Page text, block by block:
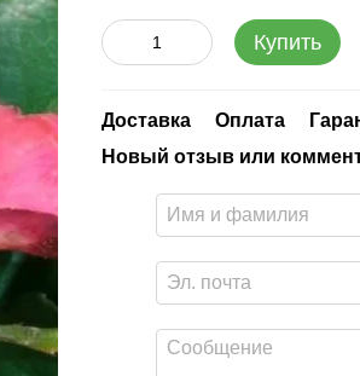
Купить
Доставка Оплата
Новый отзыв или